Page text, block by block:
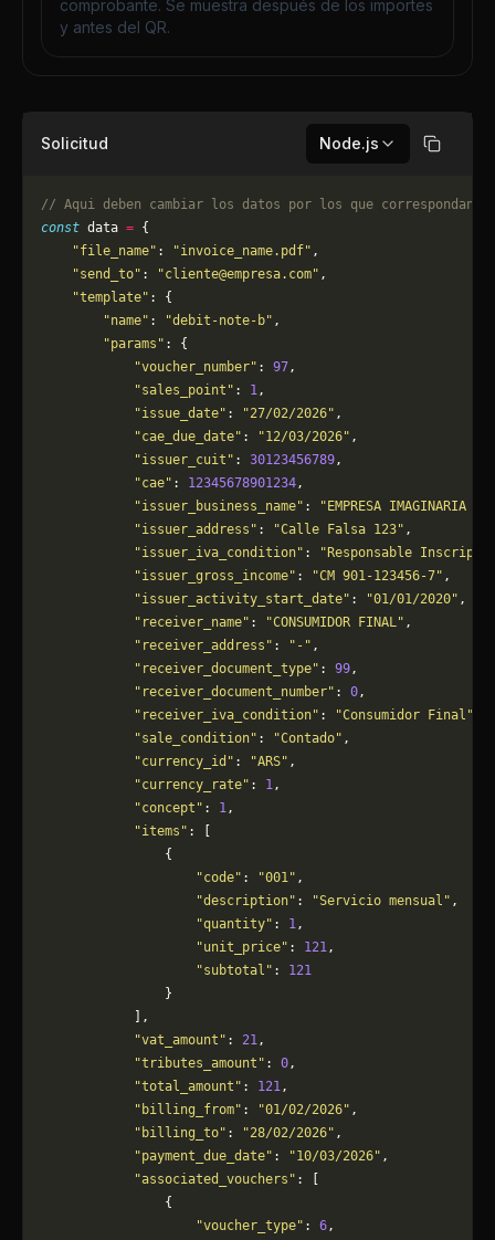
comprobante. Se muestra después de los importes
y antes del QR.
Solicitud Node.js Copiar
// Aqui deben cambiar los datos por los que correspondan.
const data = {
    "file_name"
: "invoice_name.pdf" ,
    "send_to"
: "cliente@empresa.com" ,
    "template"
: {
        "name"
: "debit-note-b" ,
        "params"
: {
            "voucher_number"
: 97,
            "sales_point"
: 1,
            "issue_date"
: "27/02/2026" ,
            "cae_due_date"
: "12/03/2026" ,
            "issuer_cuit"
: 30123456789,
            "cae"
: 12345678901234,
            "issuer_business_name"
:
"EMPRESA IMAGINARIA
            "issuer_address"
: "Calle Falsa 123" ,
            "issuer_iva_condition"
:
"Responsable
            "issuer_gross_income"
: "CM 901-123456-7" ,
            "issuer_activity_start_date"
: "01/01/2020" ,
            "receiver_name"
: "CONSUMIDOR FINAL" ,
            "receiver_address"
: "-" ,
            "receiver_document_type"
: 99,
            "receiver_document_number"
: 0,
            "receiver_iva_condition"
: "Consumidor Final"
            "sale_condition"
: "Contado" ,
            "currency_id"
: "ARS" ,
            "currency_rate"
: 1,
            "concept"
: 1,
            "items"
: [
                {
                    "code"
: "001" ,
                    "description"
: "Servicio mensual" ,
                    "quantity"
: 1,
                    "unit_price"
: 121,
                    "subtotal"
: 121
                }
            ],
            "vat_amount"
: 21,
            "tributes_amount"
: 0,
            "total_amount"
: 121,
            "billing_from"
: "01/02/2026" ,
            "billing_to"
: "28/02/2026" ,
            "payment_due_date"
: "10/03/2026" ,
            "associated_vouchers"
: [
                {
                    "voucher_type"
: 6,